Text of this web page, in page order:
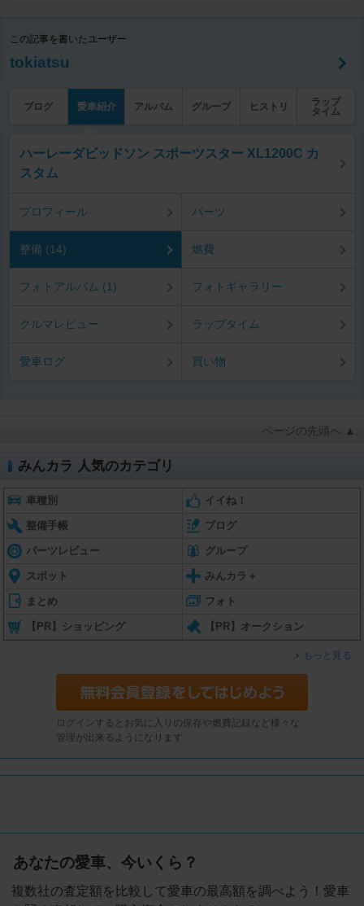
この記事を書いたユーザー
tokiatsu
ブログ 愛車紹介 アルバム グループ ヒストリ
ラップ
タイム
ハーレーダビッドソン スポーツスター XL1200C カ
スタム
プロフィール パーツ
整備 (14) 燃費
フォトアルバム (1) フォトギャラリー
クルマレビュー ラップタイム
愛車ログ 買い物
ページの先頭へ ▲
みんカラ 人気のカテゴリ
車種別 イイね！
整備手帳 ブログ
パーツレビュー グループ
スポット みんカラ＋
まとめ フォト
【PR】ショッピング 【PR】オークション
もっと見る
ログインするとお気に入りの保存や燃費記録など様々な
管理が出来るようになります
あなたの愛車、今いくら？
複数社の査定額を比較して愛車の最高額を調べよう！愛車